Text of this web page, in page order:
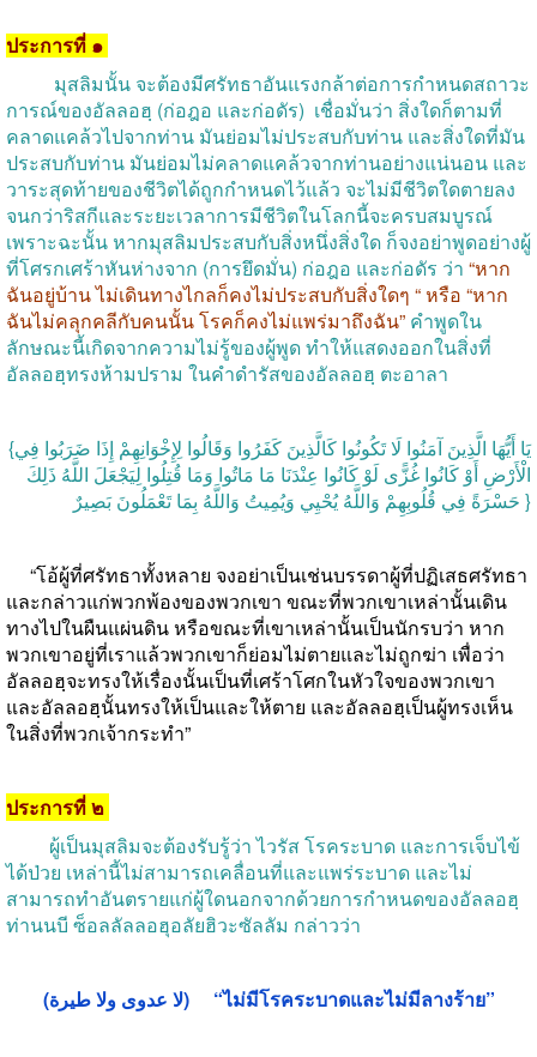
ประการที่ ๑
มุสลิมนั้น จะต้องมีศรัทธาอันแรงกล้าต่อการกำหนดสถาวะ
การณ์ของอัลลอฮฺ (ก่อฎอ และก่อดัร) เชื่อมั่นว่า สิ่งใดก็ตามที่
คลาดแคล้วไปจากท่าน มันย่อมไม่ประสบกับท่าน และสิ่งใดที่มัน
ประสบกับท่าน มันย่อมไม่คลาดแคล้วจากท่านอย่างแน่นอน และ
วาระสุดท้ายของชีวิตได้ถูกกำหนดไว้แล้ว จะไม่มีชีวิตใดตายลง
จนกว่าริสกีและระยะเวลาการมีชีวิตในโลกนี้จะครบสมบูรณ์
เพราะฉะนั้นหากมุสลิมประสบกับสิ่งหนึ่งสิ่งใด ก็จงอย่าพูดอย่างผู้
ที่โศรกเศร้าหันห่างจาก (การยึดมั่น) ก่อฎอ และก่อดัร ว่า “หาก
ฉันอยู่บ้านไม่เดินทางไกลก็คงไม่ประสบกับสิ่งใดๆ “หรือ “หาก
ฉันไม่คลุกคลีกับคนนั้นโรคก็คงไม่แพร่มาถึงฉัน” คำพูดใน
ลักษณะนี้เกิดจากความไม่รู้ของผู้พูดทำให้แสดงออกในสิ่งที่
อัลลอฮฺทรงห้ามปราม ในคำดำรัสของอัลลอฮฺ ตะอาลา
{يَا أَيُّهَا الَّذِينَ آمَنُوا لَا تَكُونُوا كَالَّذِينَ كَفَرُوا وَقَالُوا لِإِخْوَانِهِمْ إِذَا ضَرَبُوا فِي
الْأَرْضِ أَوْ كَانُوا غُزًّى لَوْ كَانُوا عِنْدَنَا مَا مَاتُوا وَمَا قُتِلُوا لِيَجْعَلَ اللَّهُ ذَلِكَ
حَسْرَةً فِي قُلُوبِهِمْ وَاللَّهُ يُحْيِي وَيُمِيتُ وَاللَّهُ بِمَا تَعْمَلُونَ بَصِيرٌ }
“โอ้ผู้ที่ศรัทธาทั้งหลาย จงอย่าเป็นเช่นบรรดาผู้ที่ปฏิเสธศรัทธา
และกล่าวแก่พวกพ้องของพวกเขา ขณะที่พวกเขาเหล่านั้นเดิน
ทางไปในผืนแผ่นดินหรือขณะที่เขาเหล่านั้นเป็นนักรบว่า หาก
พวกเขาอยู่ที่เราแล้วพวกเขาก็ย่อมไม่ตายและไม่ถูกฆ่า เพื่อว่า
อัลลอฮฺจะทรงให้เรื่องนั้นเป็นที่เศร้าโศกในหัวใจของพวกเขา
และอัลลอฮฺนั้นทรงให้เป็นและให้ตาย และอัลลอฮฺเป็นผู้ทรงเห็น
ในสิ่งที่พวกเจ้ากระทำ”
ประการที่๒
ผู้เป็นมุสลิมจะต้องรับรู้ว่า ไวรัสโรคระบาด และการเจ็บไข้
ได้ป่วย เหล่านี้ไม่สามารถเคลื่อนที่และแพร่ระบาด และไม่
สามารถทำอันตรายแก่ผู้ใดนอกจากด้วยการกำหนดของอัลลอฮฺ
ท่านนบี ซ็อลลัลลอฮุอลัยฮิวะซัลลัม กล่าวว่า
(لا عدوى ولا طيرة) “ไม่มีโรคระบาดและไม่มีลางร้าย”